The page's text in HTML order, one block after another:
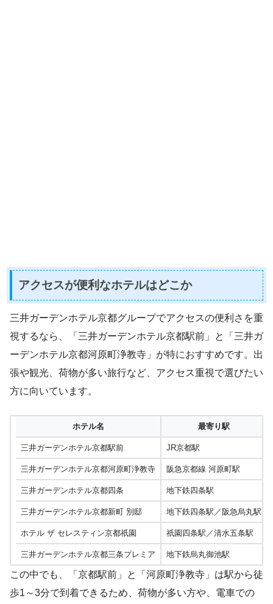
アクセスが便利なホテルはどこか
三井ガーデンホテル京都グループでアクセスの便利さを重
視するなら、「三井ガーデンホテル京都駅前」と「三井ガ
ーデンホテル京都河原町浄教寺」が特におすすめです。出
張や観光、荷物が多い旅行など、アクセス重視で選びたい
方に向いています。
ホテル名 最寄り駅
三井ガーデンホテル京都駅前 JR京都駅
三井ガーデンホテル京都河原町浄教寺 阪急京都線 河原町駅
三井ガーデンホテル京都四条 地下鉄四条駅
三井ガーデンホテル京都新町 別邸 地下鉄四条駅／阪急烏丸駅
ホテル ザ セレスティン京都祇園 祇園四条駅／清水五条駅
三井ガーデンホテル京都三条プレミア 地下鉄烏丸御池駅
この中でも、「京都駅前」と「河原町浄教寺」は駅から徒
歩1～3分で到着できるため、荷物が多い方や、電車での